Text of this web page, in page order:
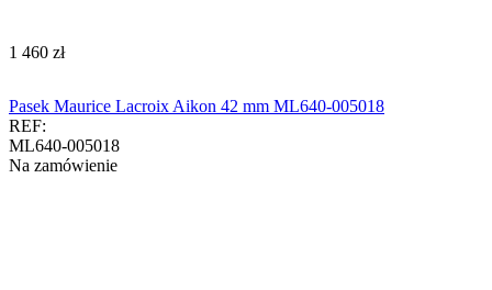
‍1 460‍ zł
Pasek Maurice Lacroix Aikon 42 mm ML640-005018
REF:
ML640-005018
Na zamówienie